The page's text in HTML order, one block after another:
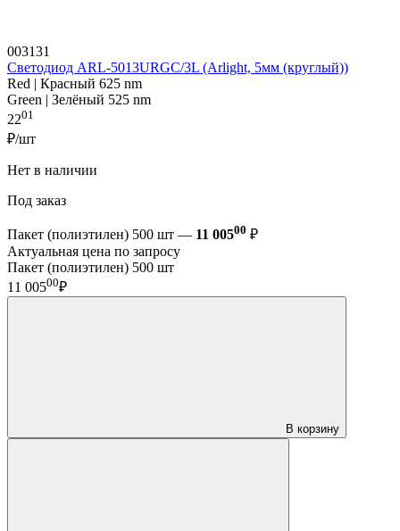
003131
Светодиод ARL-5013URGC/3L (Arlight, 5мм (круглый))
Red | Красный 625 nm
Green | Зелёный 525 nm
2201
₽/шт
Нет в наличии
Под заказ
Пакет (полиэтилен) 500 шт — 11 00500 ₽
Актуальная цена по запросу
Пакет (полиэтилен) 500 шт
11 00500₽
В корзину